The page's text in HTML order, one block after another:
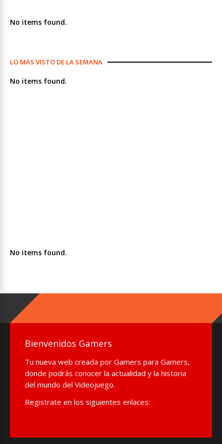
No items found.
LO MÁS VISTO DE LA SEMANA
No items found.
No items found.
Bienvenidos Gamers
Tu nueva web creada por Gamers para Gamers,
donde podrás conocer la actualidad y la historia
del mundo del Videojuego.
Registrate en los siguientes enlaces: